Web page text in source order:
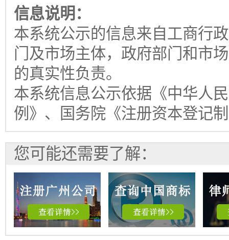
信息说明：
本系统公示的信息来自工商行
门及市场主体，政府部门和市
的真实性负责。
本系统信息公示依据《中华人
例》、国务院《注册资本登记
您可能还需要了解：